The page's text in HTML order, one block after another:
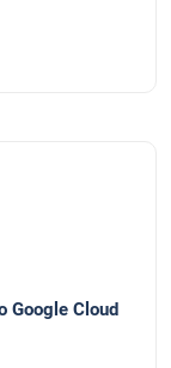
Google Cloud